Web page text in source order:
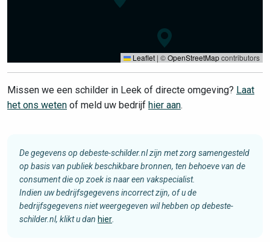
Leaflet | ©OpenStreetMapcontributors
Missen we een schilder in Leek of directe omgeving? Laat
het ons weten of meld uw bedrijf hier aan.
De gegevens op debeste-schilder.nl zijn met zorg samengesteld
op basis van publiek beschikbare bronnen, ten behoeve van de
consument die op zoek is naar een vakspecialist.
Indien uw bedrijfsgegevens incorrect zijn, of u de
bedrijfsgegevens niet weergegeven wil hebben op debeste-
schilder.nl, klikt u dan hier